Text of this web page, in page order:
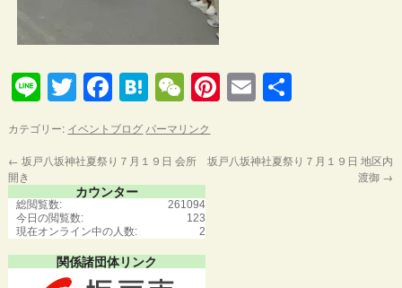
LineTwitterFacebook
Hatena
WeChat
Pinterest
Email
カテゴリー: イベントブログ パーマリンク
← 坂戸八坂神社夏祭り７月１９日 会所
開き
坂戸八坂神社夏祭り７月１９日 地区内
渡御 →
カウンター
261094
総閲覧数:
123
今日の閲覧数:
2
現在オンライン中の人数:
関係諸団体リンク